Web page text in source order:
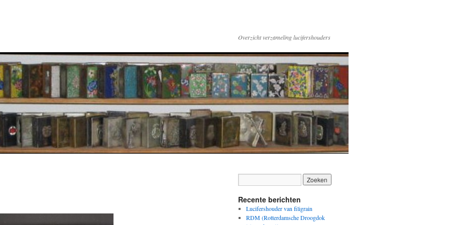
Overzicht verzameling lucifershouders
Recente berichten
Lucifershouder van filigrain
RDM (Rotterdamsche Droogdok